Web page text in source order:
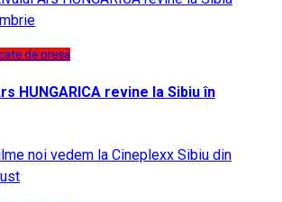
de presa
HUNGARICA revine la Sibiu în